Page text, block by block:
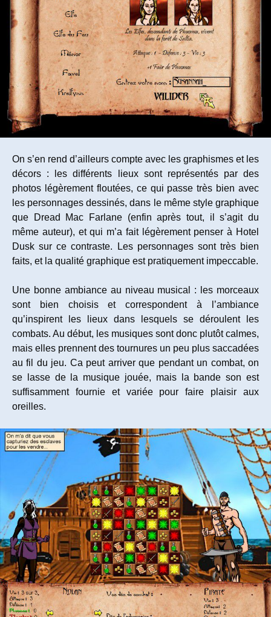
On s’en rend d’ailleurs compte avec les graphismes et les
décors : les différents lieux sont représentés par des
photos légèrement floutées, ce qui passe très bien avec
les personnages dessinés, dans le même style graphique
que Dread Mac Farlane (enfin après tout, il s’agit du
même auteur), et qui m’a fait légèrement penser à Hotel
Dusk sur ce contraste. Les personnages sont très bien
faits, et la qualité graphique est pratiquement impeccable.
Une bonne ambiance au niveau musical : les morceaux
sont bien choisis et correspondent à l’ambiance
qu’inspirent les lieux dans lesquels se déroulent les
combats. Au début, les musiques sont donc plutôt calmes,
mais elles prennent des tournures un peu plus saccadées
au fil du jeu. Ca peut arriver que pendant un combat, on
se lasse de la musique jouée, mais la bande son est
suffisamment fournie et variée pour faire plaisir aux
oreilles.